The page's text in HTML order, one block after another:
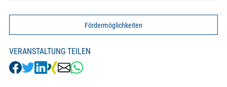
Fördermöglichkeiten
VERANSTALTUNG TEILEN